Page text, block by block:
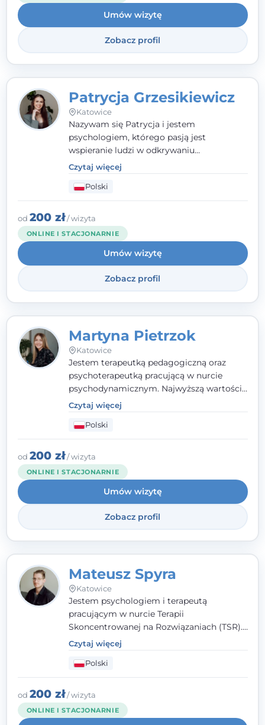
Umów wizytę
Zobacz profil
Patrycja Grzesikiewicz
Katowice
Nazywam się Patrycja i jestem
psychologiem, którego pasją jest
wspieranie ludzi w odkrywaniu
wewnętrznej siły i radzeniu sobie z
codziennymi trudnościami. Pracuję w
nurcie poznawczo-behawioralnym, oferując
indywidualne podejście pełne empatii,
zaufania i wsparcia. Jeśli masz za sobą
trudny czas, jestem tutaj dla Ciebie.
Czytaj więcej
Polski
od 200 zł/ wizyta
ONLINE I STACJONARNIE
Umów wizytę
Zobacz profil
Martyna Pietrzok
Katowice
Jestem terapeutką pedagogiczną oraz
psychoterapeutką pracującą w nurcie
psychodynamicznym. Najwyższą wartością
jest dla mnie bliska, pełna zrozumienia i
zaangażowania relacja z pacjentem. To
właśnie ta oparta na zaufaniu więź staje się
przestrzenią, w której można dotrzeć do
źródła trudności i spojrzeć na nie inaczej
niż dotąd.
Czytaj więcej
Polski
od 200 zł/ wizyta
ONLINE I STACJONARNIE
Umów wizytę
Zobacz profil
Mateusz Spyra
Katowice
Jestem psychologiem i terapeutą
pracującym w nurcie Terapii
Skoncentrowanej na Rozwiązaniach (TSR).
Towarzyszę młodzieży i dorosłym z
empatią, zrozumieniem i bez oceniania.
Daję przestrzeń do bycia sobą, bo wiem, że
w każdym człowieku jest coś wyjątkowego.
Czytaj więcej
Polski
od 200 zł/ wizyta
ONLINE I STACJONARNIE